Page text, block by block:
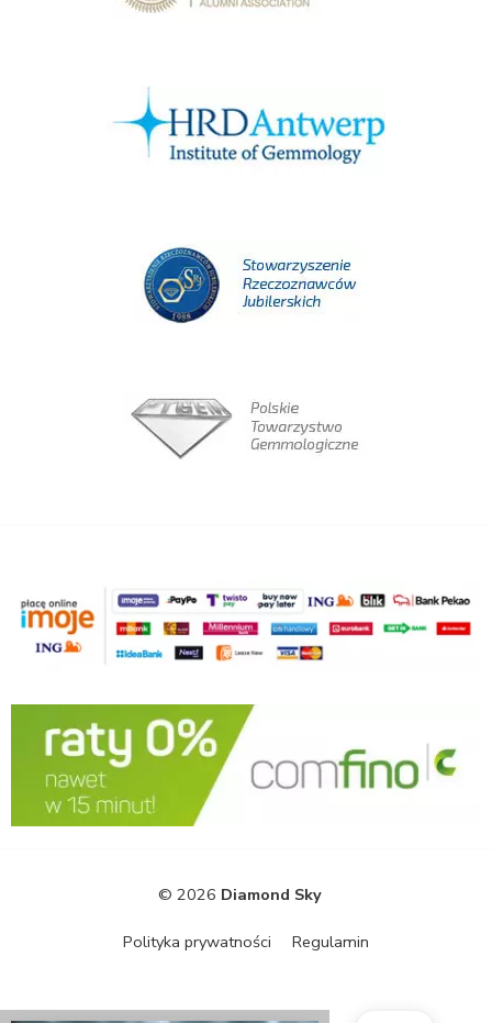
© 2026 Diamond Sky
Polityka prywatności Regulamin